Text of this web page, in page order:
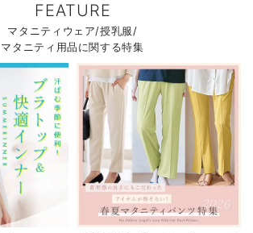
FEATURE
マタニティウェア/授乳服/
マタニティ用品に関する特集